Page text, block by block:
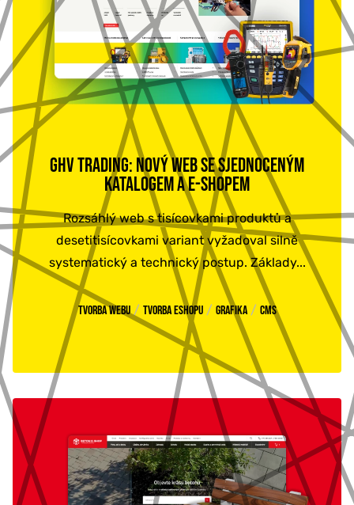
GHV TRADING: NOVÝ WEB SE SJEDNOCENÝM
KATALOGEM A E-SHOPEM
Rozsáhlý web s tisícovkami produktů a
desetitisícovkami variant vyžadoval silně
systematický a technický postup. Základy...
Tvorba webu / Tvorba eshopu / Grafika / CMS